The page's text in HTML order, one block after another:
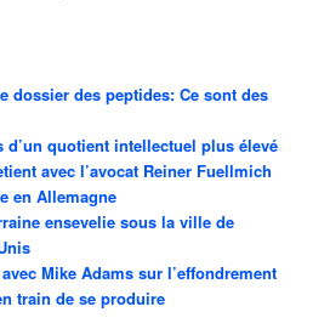
dossier des peptides: Ce sont des
d’un quotient intellectuel plus élevé
avec l’avocat Reiner Fuellmich
en Allemagne
ensevelie sous la ville de
Mike Adams sur l’effondrement
train de se produire